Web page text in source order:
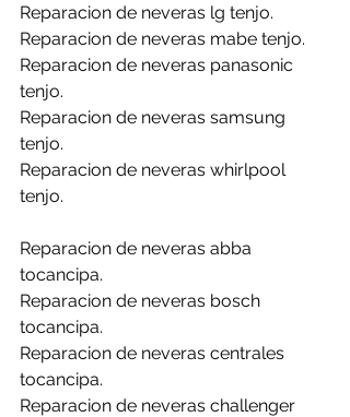
Reparacion de neveras lg tenjo.
Reparacion de neveras mabe tenjo.
Reparacion de neveras panasonic
tenjo.
Reparacion de neveras samsung
tenjo.
Reparacion de neveras whirlpool
tenjo.
Reparacion de neveras abba
tocancipa.
Reparacion de neveras bosch
tocancipa.
Reparacion de neveras centrales
tocancipa.
Reparacion de neveras challenger